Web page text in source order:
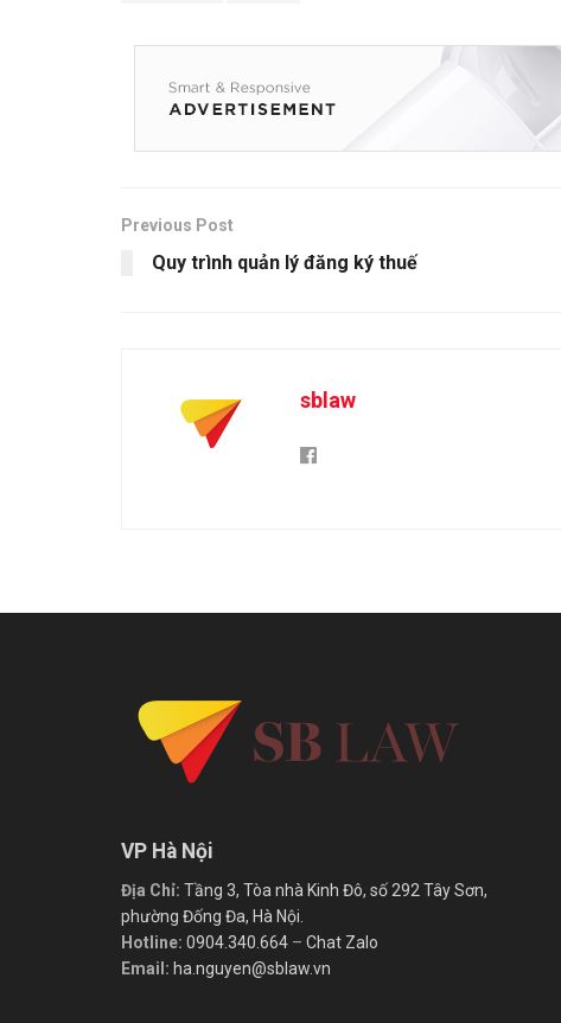
Previous Post
Quy trình quản lý đăng ký thuế
sblaw
VP Hà Nội
Địa Chỉ: Tầng 3, Tòa nhà Kinh Đô, số 292 Tây Sơn,
phường Đống Đa, Hà Nội.
Hotline: 0904.340.664 – Chat Zalo
Email: ha.nguyen@sblaw.vn